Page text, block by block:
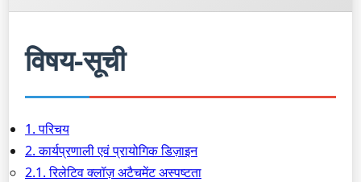
विषय-सूची
1. परिचय
2. कार्यप्रणाली एवं प्रायोगिक डिज़ाइन
2.1. रिलेटिव क्लॉज़ अटैचमेंट अस्पष्टता